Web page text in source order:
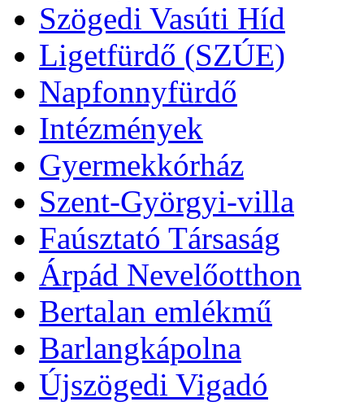
Szögedi Vasúti Híd
Ligetfürdő (SZÚE)
Napfonnyfürdő
Intézmények
Gyermekkórház
Szent-Györgyi-villa
Faúsztató Társaság
Árpád Nevelőotthon
Bertalan emlékmű
Barlangkápolna
Újszögedi Vigadó